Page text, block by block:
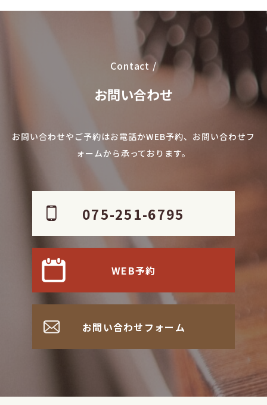
Contact /
お問い合わせ
お問い合わせやご予約はお電話かWEB予約、お問い合わせフ
ォームから承っております。
075-251-6795
WEB予約
お問い合わせフォーム